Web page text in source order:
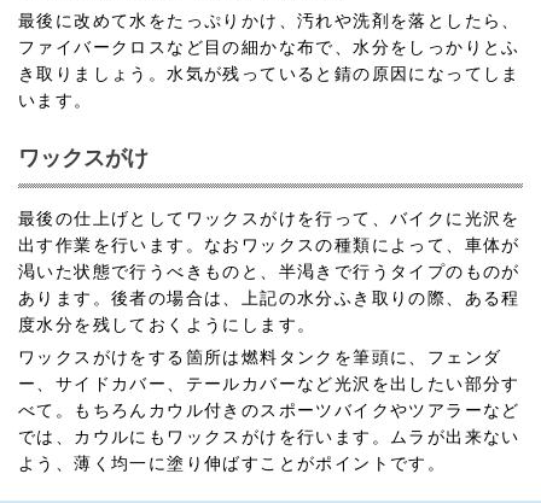
最後に改めて水をたっぷりかけ、汚れや洗剤を落としたら、
ファイバークロスなど目の細かな布で、水分をしっかりとふ
き取りましょう。水気が残っていると錆の原因になってしま
います。
ワックスがけ
最後の仕上げとしてワックスがけを行って、バイクに光沢を
出す作業を行います。なおワックスの種類によって、車体が
渇いた状態で行うべきものと、半渇きで行うタイプのものが
あります。後者の場合は、上記の水分ふき取りの際、ある程
度水分を残しておくようにします。
ワックスがけをする箇所は燃料タンクを筆頭に、フェンダ
ー、サイドカバー、テールカバーなど光沢を出したい部分す
べて。もちろんカウル付きのスポーツバイクやツアラーなど
では、カウルにもワックスがけを行います。ムラが出来ない
よう、薄く均一に塗り伸ばすことがポイントです。